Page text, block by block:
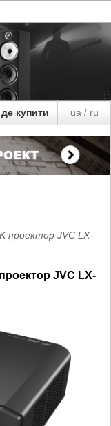
де купити ua/ ru
проектор JVC LX-
JVC LX-